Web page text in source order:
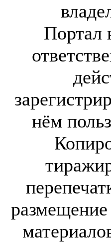
Портал
нём
размещение